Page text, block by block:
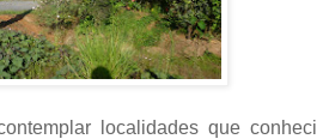
localidades que conheci